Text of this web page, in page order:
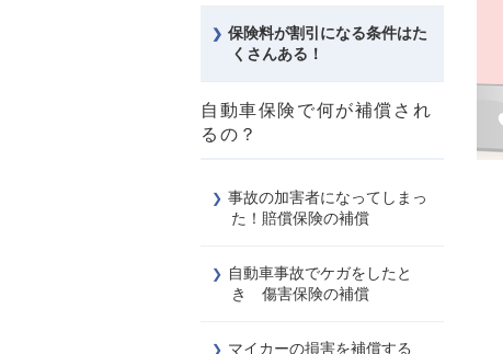
保険料が割引になる条件はた
くさんある！
自動車保険で何が補償され
るの？
事故の加害者になってしまっ
た！賠償保険の補償
自動車事故でケガをしたと
き 傷害保険の補償
マイカーの損害を補償する